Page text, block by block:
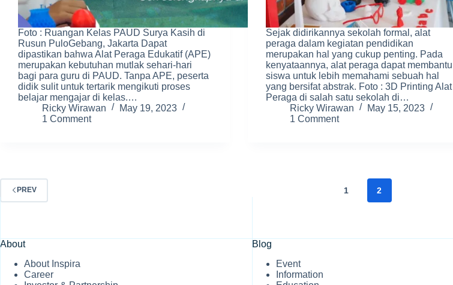
Foto : Ruangan Kelas PAUD Surya Kasih di
Rusun PuloGebang, Jakarta Dapat
dipastikan bahwa Alat Peraga Edukatif (APE)
merupakan kebutuhan mutlak sehari-hari
bagi para guru di PAUD. Tanpa APE, peserta
didik sulit untuk tertarik mengikuti proses
belajar mengajar di kelas.…
Ricky Wirawan
May 19, 2023
1 Comment
Sejak didirikannya sekolah formal, alat
peraga dalam kegiatan pendidikan
merupakan hal yang cukup penting. Pada
kenyataannya, alat peraga dapat membantu
siswa untuk lebih memahami sebuah hal
yang bersifat abstrak. Foto : 3D Printing Alat
Peraga di salah satu sekolah di…
Ricky Wirawan
May 15, 2023
1 Comment
PREV 1 2
About
About Inspira
Career
Blog
Event
Information